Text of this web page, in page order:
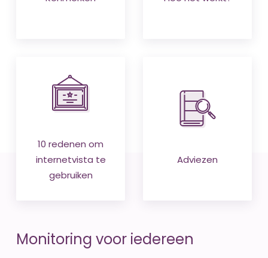
10 redenen om
internetvista te
gebruiken
Adviezen
Monitoring voor iedereen